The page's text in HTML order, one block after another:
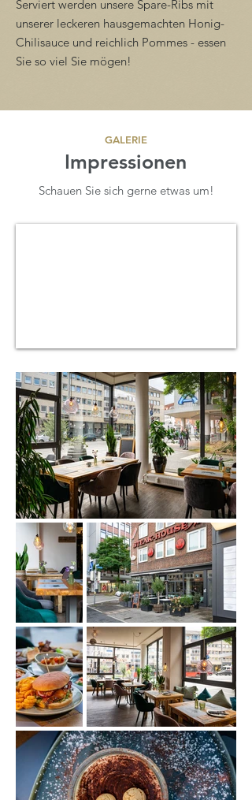
Serviert werden unsere Spare-Ribs mit
unserer leckeren hausgemachten Honig-
Chilisauce und reichlich Pommes - essen
Sie so viel Sie mögen!
GALERIE
Impressionen
Schauen Sie sich gerne etwas um!